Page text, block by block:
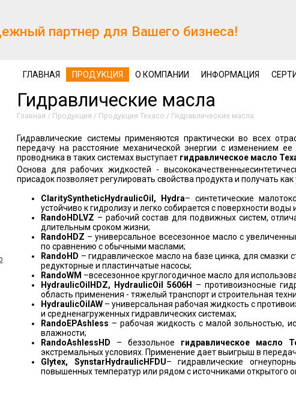
партнер для Вашего бизнеса!
ГЛАВНАЯ ПРОДУКЦИЯ О КОМПАНИИ ИНФОРМАЦИЯ
Гидравлические масла
Главная / Продукция / Продукция Texaco / Гидравлические масла
Гидравлические системы применяются практически во всех
передачу на расстояние механической энергии с изменением
проводника в таких системах выступает гидравлическое масло
Основа для рабочих жидкостей -
присадок позволяет регулировать свойства продукта и получать
ClaritySyntheticHydraulicOil , Hydra– синтетические
устойчиво к гидролизу и легко собирается с поверхности
Rando HD LVZ – рабочий состав для подвижных систем,
длительным сроком жизни;
Rando HDZ – универсальное всесезонное масло с
по сравнению с обычными маслами;
Rando HD – гидравлическое масло на базе цинка, для смазки
редукторные и пластинчатые насосы;
RandoWM –всесезонное круглогодичное масло для
HydraulicOil HDZ, HydraulicOil 5606H
– противоизносные
область применения - тяжелый транспорт и строительная
HydraulicOil AW – универсальная рабочая жидкость с
и средненагруженных гидравлических системах;
Rando EPAshless – рабочая жидкость с малой зольностью,
влажности;
RandoAshless HD – беззольное гидравлическое масло
экстремальных условиях. Применение дает выигрыш в
Glytex, Synstar HydraulicHFDU– гидравлические
повышенных температур или рядом с источниками открытого